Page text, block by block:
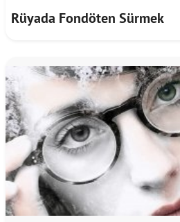
Rüyada Fondöten Sürmek